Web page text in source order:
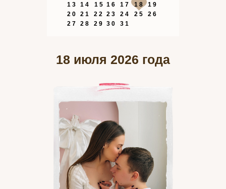
18 июля 2026 года
30 31
28 29
23 24 25
26
27
22
16 17 18 19
20
13 14 15
21